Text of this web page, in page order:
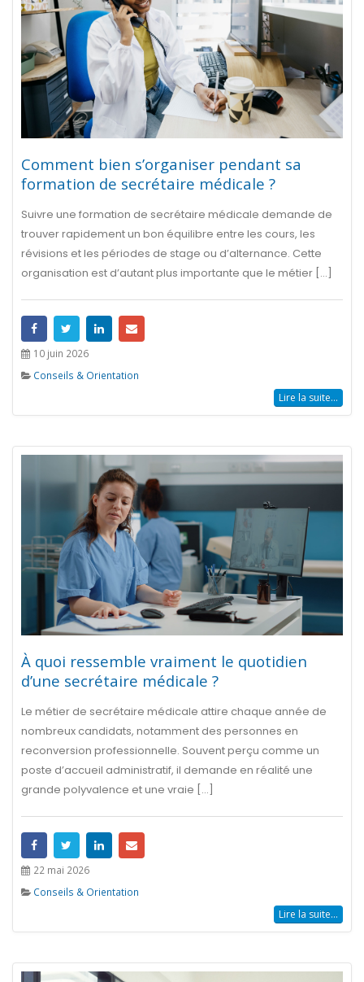
Comment bien s’organiser pendant sa
formation de secrétaire médicale ?
Suivre une formation de secrétaire médicale demande de
trouver rapidement un bon équilibre entre les cours, les
révisions et les périodes de stage ou d’alternance. Cette
organisation est d’autant plus importante que le métier [...]
10 juin 2026
Conseils & Orientation
Lire la suite...
À quoi ressemble vraiment le quotidien
d’une secrétaire médicale ?
Le métier de secrétaire médicale attire chaque année de
nombreux candidats, notamment des personnes en
reconversion professionnelle. Souvent perçu comme un
poste d’accueil administratif, il demande en réalité une
grande polyvalence et une vraie [...]
22 mai 2026
Conseils & Orientation
Lire la suite...